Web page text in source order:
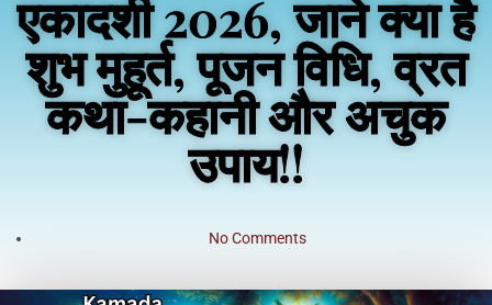
एकादशी 2026, जाने क्या है
शुभ मुहूर्त, पूजन विधि, व्रत
कथा-कहानी और अचुक
उपाय!!
No Comments